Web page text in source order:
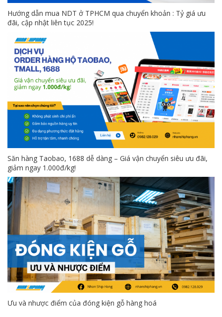
Hướng dẫn mua NDT ở TPHCM qua chuyển khoản : Tỷ giá ưu
đãi, cập nhật liên tục 2025!
Săn hàng Taobao, 1688 dễ dàng – Giá vận chuyển siêu ưu đãi,
giảm ngay 1.000đ/kg!
Ưu và nhược điểm của đóng kiện gỗ hàng hoá